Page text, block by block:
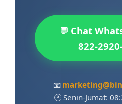
💬 Chat
822-
📧
🕐 Senin-Jumat: